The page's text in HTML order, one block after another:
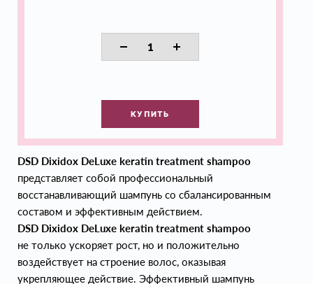
КУПИТЬ
DSD Dixidox DeLuxe keratin treatment shampoo
представляет собой профессиональный
восстанавливающий шампунь со сбалансированным
составом и эффективным действием.
DSD Dixidox DeLuxe keratin treatment shampoo
не только ускоряет рост, но и положительно
воздействует на строение волос, оказывая
укрепляющее действие. Эффективный шампунь